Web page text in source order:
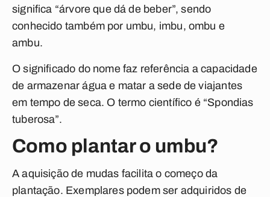
significa “árvore que dá de beber”, sendo
conhecido também por umbu, imbu, ombu e
ambu.
O significado do nome faz referência a capacidade
de armazenar água e matar a sede de viajantes
em tempo de seca. O termo científico é “Spondias
tuberosa”.
Como plantar o umbu?
A aquisição de mudas facilita o começo da
plantação. Exemplares podem ser adquiridos de